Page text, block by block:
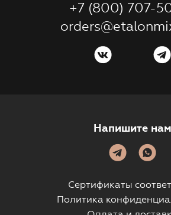
+7 (800) 707-
Напишите нам
Сертификаты
Политика